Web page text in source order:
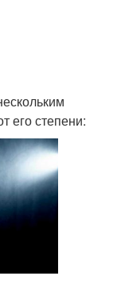
его степени: